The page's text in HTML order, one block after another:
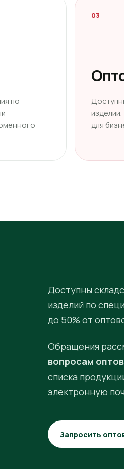
по
03
для
Доступны
изделий по
до 50% от
Обращения
вопросам
списка
электронную
Запросить